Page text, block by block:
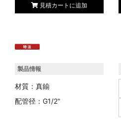
見積カートに追加
製品情報
材質：真鍮
配管径：G1/2"